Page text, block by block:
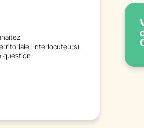
interlocuteurs)
question